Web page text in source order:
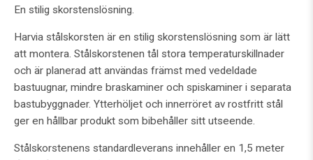
En stilig skorstenslösning.
Harvia stålskorsten är en stilig skorstenslösning som är lätt
att montera. Stålskorstenen tål stora temperaturskillnader
och är planerad att användas främst med vedeldade
bastuugnar, mindre braskaminer och spiskaminer i separata
bastubyggnader. Ytterhöljet och innerröret av rostfritt stål
ger en hållbar produkt som bibehåller sitt utseende.
Stålskorstenens standardleverans innehåller en 1,5 meter